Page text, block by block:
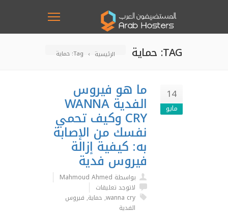
الرئيسية Tag: حماية TAG: حماية
14
مايو
ما هو فيروس
الفدية WANNA
CRY وكيف تحمي
نفسك من الإصابة
به: كيفية إزالة
فيروس فدية
بواسطة Mahmoud Ahmed
لاتوجد تعليقات
wanna cry
, حماية, فيروس
الفدية